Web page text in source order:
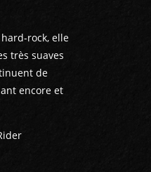
rock, elle
très suaves
de
encore et